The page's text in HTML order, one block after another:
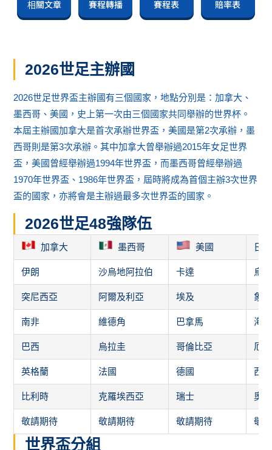
相關文章 賽程轉播 賽程表 賠率表
2026世足主辦國
2026世足世界盃主辦國有三個國家，地點分別是：加拿大、
墨西哥、美國，史上第一次由三個國家共同舉辦的世界杯。
本屆主辦國加拿大是首次承辦世界盃，美國是第2次承辦，墨
西哥則是第3次承辦。其中加拿大曾舉辦過2015年女足世界
盃，美國曾經舉辦過1994年世界盃，而墨西哥曾經舉辦過
1970年世界盃、1986年世界盃，屆時將成為首個主辦3次世界
盃的國家，亦將會是主辦過最多次世界盃的國家。
2026世足48強隊伍
加拿大 墨西哥 美國 日本
伊朗 沙烏地阿拉伯 卡達 烏
突尼西亞 阿爾及利亞 埃及 象
南非 維德角 巴拿馬 海地
巴西 烏拉圭 哥倫比亞 厄
英格蘭 法國 德國 西
比利時 克羅埃西亞 瑞士 奧
敬請期待 敬請期待 敬請期待 敬
世界盃分組